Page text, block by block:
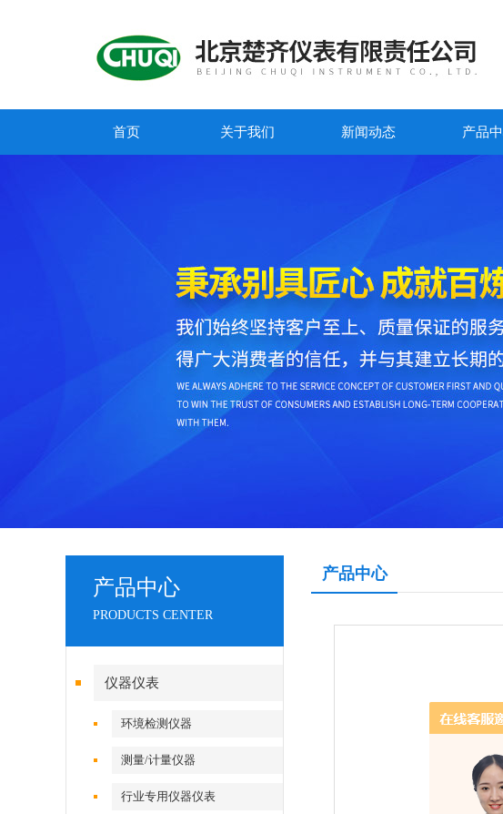
首页 关于我们 新闻动态 产品
产品中心
PRODUCTS CENTER
仪器仪表
环境检测仪器
测量/计量仪器
行业专用仪器仪表
产品中心